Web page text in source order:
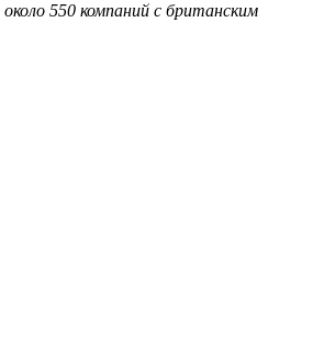
около 550 компаний с британским